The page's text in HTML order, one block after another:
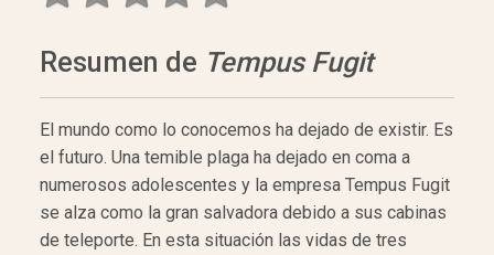
Resumen de Tempus Fugit
El mundo como lo conocemos ha dejado de existir. Es
el futuro. Una temible plaga ha dejado en coma a
numerosos adolescentes y la empresa Tempus Fugit
se alza como la gran salvadora debido a sus cabinas
de teleporte. En esta situación las vidas de tres